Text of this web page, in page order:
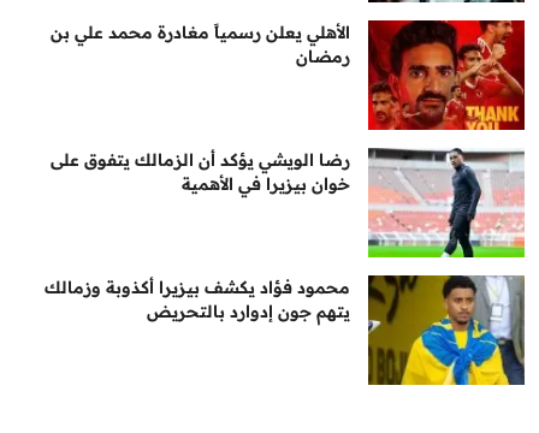
الأهلي يعلن رسمياً مغادرة محمد علي بن
رمضان
رضا الويشي يؤكد أن الزمالك يتفوق على
خوان بيزيرا في الأهمية
محمود فؤاد يكشف بيزيرا أكذوبة وزمالك
يتهم جون إدوارد بالتحريض